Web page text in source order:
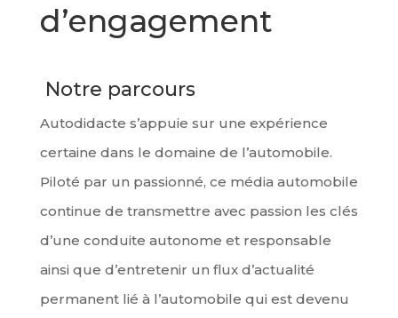
d’engagement
Notre parcours
Autodidacte s’appuie sur une expérience
certaine dans le domaine de l’automobile.
Piloté par un passionné, ce média automobile
continue de transmettre avec passion les clés
d’une conduite autonome et responsable
ainsi que d’entretenir un flux d’actualité
permanent lié à l’automobile qui est devenu